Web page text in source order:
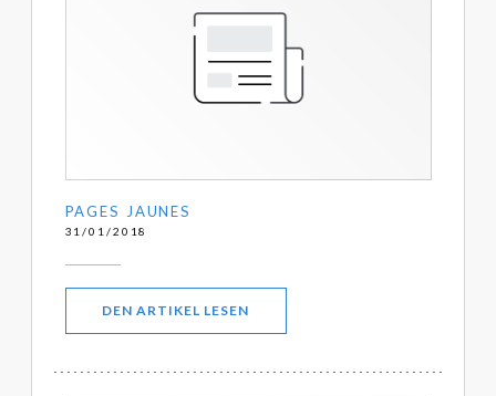
PAGES JAUNES
31/01/2018
DEN ARTIKEL LESEN